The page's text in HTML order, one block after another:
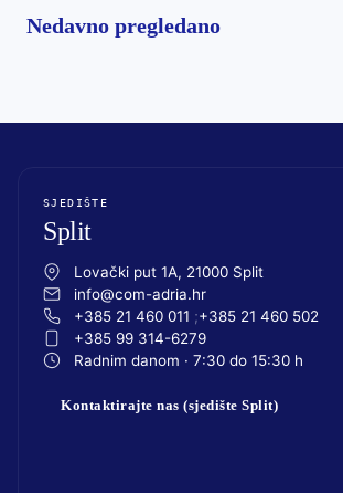
Nedavno pregledano
SJEDIŠTE
Split
Lovački put 1A, 21000 Split
info@com-adria.hr
+385 21 460 011
+385 21 460 502
+385 99 314-6279
Radnim danom · 7:30 do 15:30 h
Kontaktirajte nas (sjedište Split)